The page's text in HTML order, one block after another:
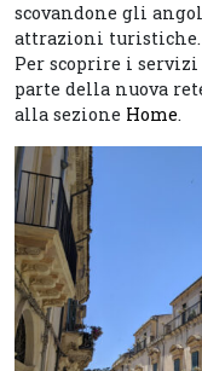
scovandone gli
attrazioni turistiche.
Per scoprire i
parte della nuova
alla sezione Home.